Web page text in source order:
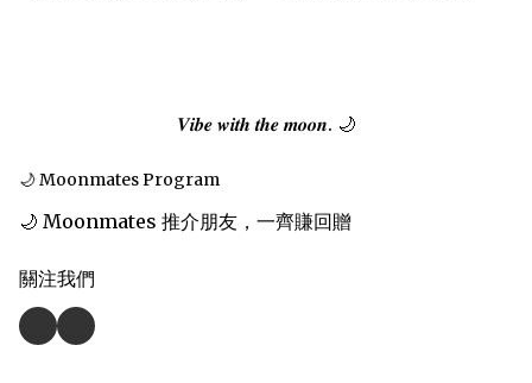
𝑽𝒊𝒃𝒆 𝒘𝒊𝒕𝒉 𝒕𝒉𝒆 𝒎𝒐𝒐𝒏. 🌙
🌙 Moonmates Program
🌙 Moonmates 推介朋友，一齊賺回贈
關注我們